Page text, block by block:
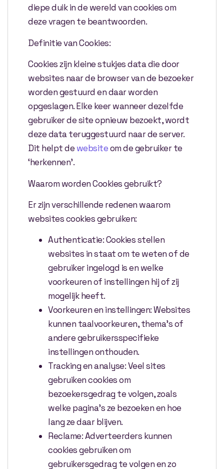
diepe duik in de wereld van cookies om
deze vragen te beantwoorden.
Definitie van Cookies:
Cookies zijn kleine stukjes data die door
websites naar de browser van de bezoeker
worden gestuurd en daar worden
opgeslagen. Elke keer wanneer dezelfde
gebruiker de site opnieuw bezoekt, wordt
deze data teruggestuurd naar de server.
Dit helpt de websiteom de gebruiker te
‘herkennen’.
Waarom worden Cookies gebruikt?
Er zijn verschillende redenen waarom
websites cookies gebruiken:
Authenticatie: Cookies stellen
websites in staat om te weten of de
gebruiker ingelogd is en welke
voorkeuren of instellingen hij of zij
mogelijk heeft.
Voorkeuren en instellingen: Websites
kunnen taalvoorkeuren, thema’s of
andere gebruikersspecifieke
instellingen onthouden.
Tracking en analyse: Veel sites
gebruiken cookies om
bezoekersgedrag te volgen, zoals
welke pagina’s ze bezoeken en hoe
lang ze daar blijven.
Reclame: Adverteerders kunnen
cookies gebruiken om
gebruikersgedrag te volgen en zo